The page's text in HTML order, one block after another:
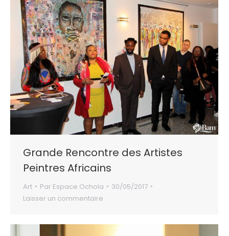
Grande Rencontre des Artistes
Peintres Africains
Art Par Espace Ochola
30/05/2017
Laisser un commentaire